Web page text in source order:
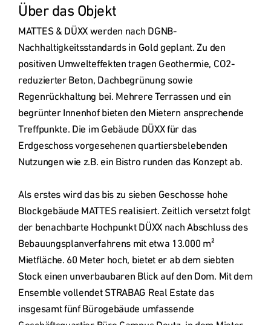
MATTES & DÜXX werden nach DGNB-
Nachhaltigkeitsstandards in Gold geplant. Zu den
positiven Umwelteffekten tragen Geothermie, CO2-
reduzierter Beton, Dachbegrünung sowie
Regenrückhaltung bei. Mehrere Terrassen und ein
begrünter Innenhof bieten den Mietern ansprechende
Treffpunkte. Die im Gebäude DÜXX für das
Erdgeschoss vorgesehenen quartiersbelebenden
Nutzungen wie z.B. ein Bistro runden das Konzept ab.
Als erstes wird das bis zu sieben Geschosse hohe
Blockgebäude MATTES realisiert. Zeitlich versetzt folgt
der benachbarte Hochpunkt DÜXX nach Abschluss des
Bebauungsplanverfahrens mit etwa 13.000 m²
Mietfläche. 60 Meter hoch, bietet er ab dem siebten
Stock einen unverbaubaren Blick auf den Dom. Mit dem
Ensemble vollendet STRABAG Real Estate das
insgesamt fünf Bürogebäude umfassende